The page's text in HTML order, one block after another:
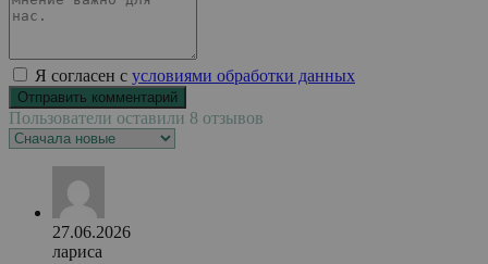
Я согласен с условиями обработки данных
Пользователи оставили 8 отзывов
27.06.2026
лариса